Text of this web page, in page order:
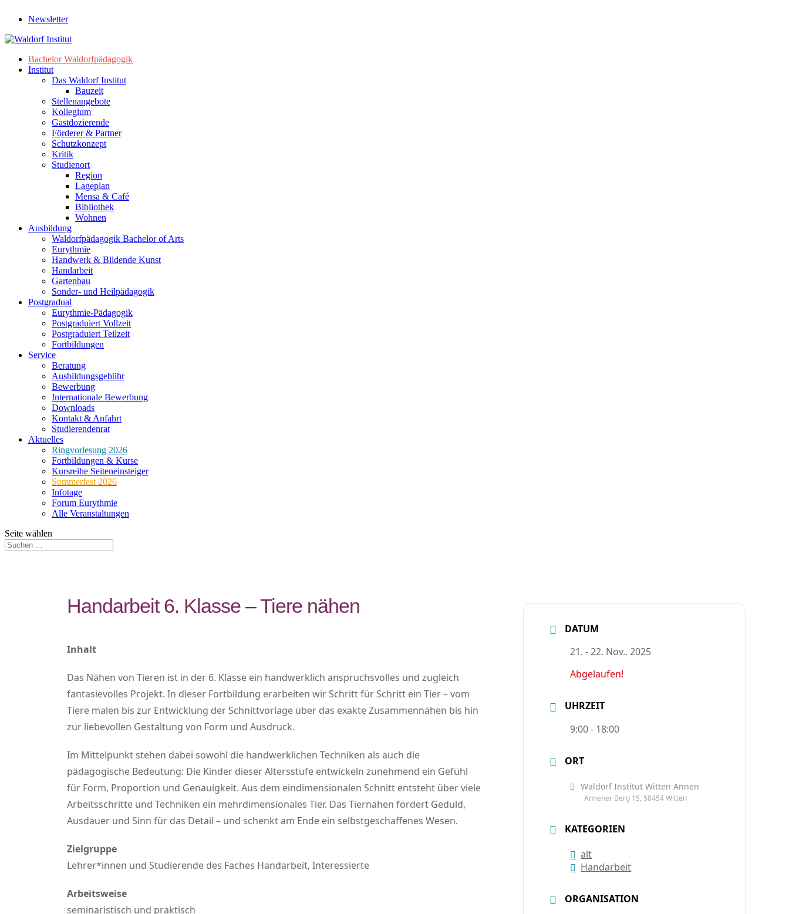
Newsletter
Bachelor Waldorfpädagogik
Institut
Das Waldorf Institut
Bauzeit
Stellenangebote
Kollegium
Gastdozierende
Förderer & Partner
Schutzkonzept
Kritik
Studienort
Region
Lageplan
Mensa & Café
Bibliothek
Wohnen
Ausbildung
Waldorfpädagogik Bachelor of Arts
Eurythmie
Handwerk & Bildende Kunst
Handarbeit
Gartenbau
Sonder- und Heilpädagogik
Postgradual
Eurythmie-Pädagogik
Postgraduiert Vollzeit
Postgraduiert Teilzeit
Fortbildungen
Service
Beratung
Ausbildungsgebühr
Bewerbung
Internationale Bewerbung
Downloads
Kontakt & Anfahrt
Studierendenrat
Aktuelles
Ringvorlesung 2026
Fortbildungen & Kurse
Kursreihe Seiteneinsteiger
Sommerfest 2026
Infotage
Forum Eurythmie
Alle Veranstaltungen
Seite wählen
Handarbeit 6. Klasse – Tiere nähen
Inhalt
Das Nähen von Tieren ist in der 6. Klasse ein handwerklich anspruchsvolles und zugleich
fantasievolles Projekt. In dieser Fortbildung erarbeiten wir Schritt für Schritt ein Tier – vom
Tiere malen bis zur Entwicklung der Schnittvorlage über das exakte Zusammennähen bis hin
zur liebevollen Gestaltung von Form und Ausdruck.
Im Mittelpunkt stehen dabei sowohl die handwerklichen Techniken als auch die
pädagogische Bedeutung: Die Kinder dieser Altersstufe entwickeln zunehmend ein Gefühl
für Form, Proportion und Genauigkeit. Aus dem eindimensionalen Schnitt entsteht über viele
Arbeitsschritte und Techniken ein mehrdimensionales Tier. Das Tiernähen fördert Geduld,
Ausdauer und Sinn für das Detail – und schenkt am Ende ein selbstgeschaffenes Wesen.
Zielgruppe
Lehrer*innen und Studierende des Faches Handarbeit, Interessierte
Arbeitsweise
seminaristisch und praktisch
DATUM
21. - 22. Nov.. 2025
Abgelaufen!
UHRZEIT
9:00 - 18:00
ORT
Waldorf Institut Witten Annen
Annener Berg 15, 58454 Witten
KATEGORIEN
alt
Handarbeit
ORGANISATION